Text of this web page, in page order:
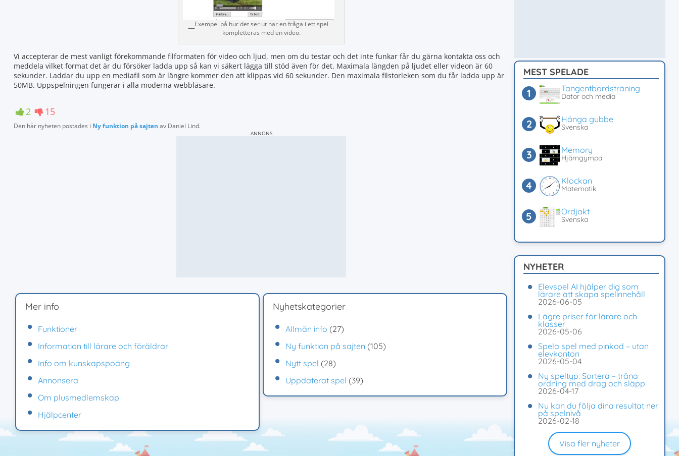
Exempel på hur det ser ut när en fråga i ett spel
kompletteras med en video.
Vi accepterar de mest vanligt förekommande filformaten för video och ljud, men om du testar och det inte funkar får du gärna kontakta oss och
meddela vilket format det är du försöker ladda upp så kan vi säkert lägga till stöd även för det. Maximala längden på ljudet eller videon är 60
sekunder. Laddar du upp en mediafil som är längre kommer den att klippas vid 60 sekunder. Den maximala filstorleken som du får ladda upp är
50MB. Uppspelningen fungerar i alla moderna webbläsare.
2 15
Den här nyheten postades i Ny funktion på sajten av Daniel Lind.
ANNONS
Mer info
Funktioner
Information till lärare och föräldrar
Info om kunskapspoäng
Annonsera
Om plusmedlemskap
Hjälpcenter
Nyhetskategorier
Allmän info (27)
Ny funktion på sajten (105)
Nytt spel (28)
Uppdaterat spel (39)
MEST SPELADE
Tangentbordsträning
Dator och media
Hänga gubbe
Svenska
Memory
Hjärngympa
Klockan
Matematik
Ordjakt
Svenska
NYHETER
Elevspel AI hjälper dig som
lärare att skapa spelinnehåll
2026-06-05
Lägre priser för lärare och
klasser
2026-05-06
Spela spel med pinkod – utan
elevkonton
2026-05-04
Ny speltyp: Sortera – träna
ordning med drag och släpp
2026-04-17
Nu kan du följa dina resultat ner
på spelnivå
2026-02-18
Visa fler nyheter